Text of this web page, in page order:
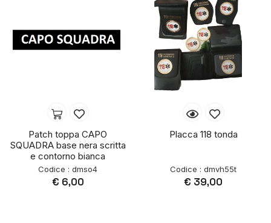
Patch toppa CAPO
SQUADRA base nera scritta
e contorno bianca
Codice : dmso4
€ 6,00
Placca 118 tonda
Codice : dmvh55t
€ 39,00